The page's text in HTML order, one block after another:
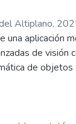
Altiplano,
;
aplicación
de visión
de objetos
a la
algoritmos de